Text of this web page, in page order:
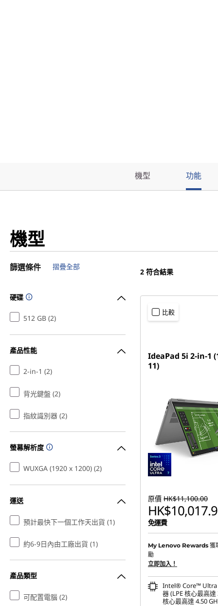
機型 功能
機型
篩選條件 摺疊全部
硬碟
512 GB (2)
產品性能
2-in-1 (2)
背光鍵盤 (2)
指紋識別器 (2)
螢幕解析度
WUXGA (1920 x 1200) (2)
運送
預計最快下一個工作天出貨 (1)
約6-9日內由工廠出貨 (1)
產品類型
可配置電腦 (2)
2 符合結果
比較
IdeaPad 5i 2-in-1
11)
原價 HK$11,100.00
免運費
My Lenovo Rewards 獲
勵
立即加入！
Intel® Core™ Ultra
器 (LPE 核心最高達
核心最高達 4.50